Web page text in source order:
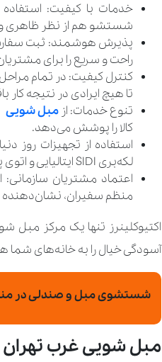
خدمات با کیفیت:
شستشو هم از نظر ظاهری
پذیرش هوشمند: ثبت
راحت و سریع را برای
کنترل کیفیت: در تمام
تا هیچ ایرادی در نتیجه کار
تنوع خدمات: از مبل شویی
کالا را پوشش می‌دهد.
لکه‌بری SIDI ایتالیایی و اتوی پنوماتیک پیشرفته تنها بخشی از تجهیزات این مرکز است.
اعتماد مشتریان
منظم سفیران، نشان‌دهنده
اکتیوکلینرز تنها یک مرکز
آسودگی خیال را به خانه‌های شما
شستشوی مبل و صندلی در
مبل شویی غرب تهران